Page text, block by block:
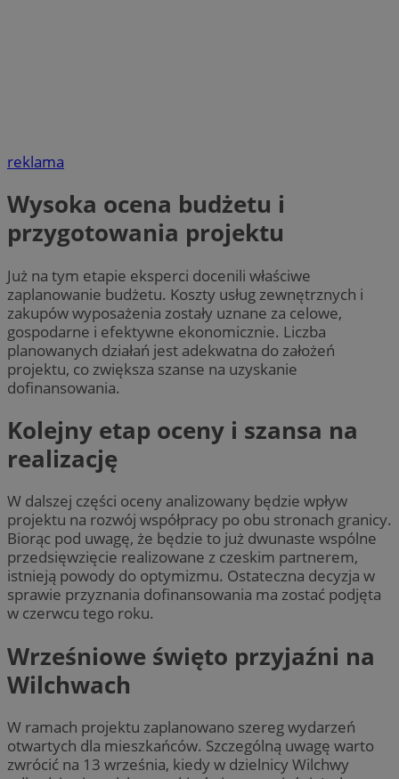
reklama
Wysoka ocena budżetu i
przygotowania projektu
Już na tym etapie eksperci docenili właściwe
zaplanowanie budżetu. Koszty usług zewnętrznych i
zakupów wyposażenia zostały uznane za celowe,
gospodarne i efektywne ekonomicznie. Liczba
planowanych działań jest adekwatna do założeń
projektu, co zwiększa szanse na uzyskanie
dofinansowania.
Kolejny etap oceny i szansa na
realizację
W dalszej części oceny analizowany będzie wpływ
projektu na rozwój współpracy po obu stronach granicy.
Biorąc pod uwagę, że będzie to już dwunaste wspólne
przedsięwzięcie realizowane z czeskim partnerem,
istnieją powody do optymizmu. Ostateczna decyzja w
sprawie przyznania dofinansowania ma zostać podjęta
w czerwcu tego roku.
Wrześniowe święto przyjaźni na
Wilchwach
W ramach projektu zaplanowano szereg wydarzeń
otwartych dla mieszkańców. Szczególną uwagę warto
zwrócić na 13 września, kiedy w dzielnicy Wilchwy